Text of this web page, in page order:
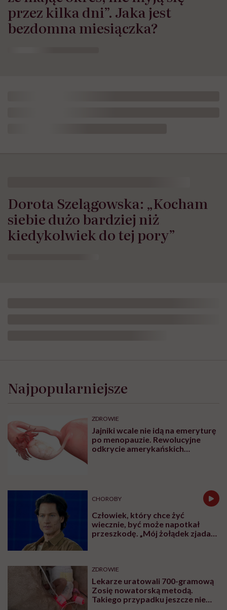
przez kilka dni”. Jaka jest
bezdomna miesiączka?
Dorota Szelągowska: „Kocham
siebie dużo bardziej niż
kiedykolwiek do tej pory”
Najpopularniejsze
ZDROWIE
Jajniki wcale nie idą na emeryturę
po menopauzie. Rewolucyjne
odkrycie amerykańskich
CHOROBY
Człowiek, który chce żyć
wiecznie, być może napotkał
przeszkodę. „Mój żołądek zjada
ZDROWIE
Lekarze uratowali 700-gramową
Zosię nowatorską metodą.
Takiego przypadku jeszcze nie